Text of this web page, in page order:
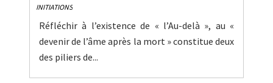
INITIATIONS
Réfléchir à l’existence de « l’Au-delà », au «
devenir de l’âme après la mort » constitue deux
des piliers de...